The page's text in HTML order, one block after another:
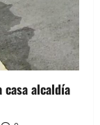
casa alcaldía